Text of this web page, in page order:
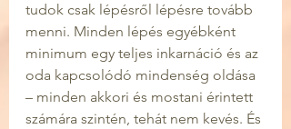
tudok csak lépésről lépésre tovább
menni. Minden lépés egyébként
minimum egy teljes inkarnáció és az
oda kapcsolódó mindenség oldása
– minden akkori és mostani érintett
számára szintén, tehát nem kevés. És